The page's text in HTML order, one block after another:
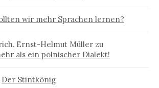
wir mehr Sprachen lernen?
Ernst-Helmut Müller zu
als ein polnischer Dialekt!
Der Stintkönig